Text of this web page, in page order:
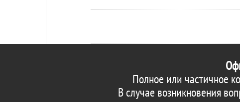
Полное или частичное
В случае возникновения